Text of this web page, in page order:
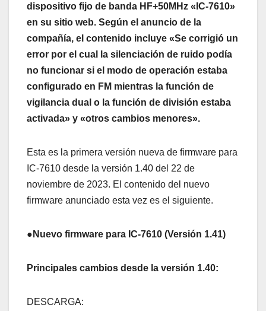
dispositivo fijo de banda HF+50MHz «IC-7610»
en su sitio web. Según el anuncio de la
compañía, el contenido incluye «Se corrigió un
error por el cual la silenciación de ruido podía
no funcionar si el modo de operación estaba
configurado en FM mientras la función de
vigilancia dual o la función de división estaba
activada» y «otros cambios menores».
Esta es la primera versión nueva de firmware para
IC-7610 desde la versión 1.40 del 22 de
noviembre de 2023. El contenido del nuevo
firmware anunciado esta vez es el siguiente.
●Nuevo firmware para IC-7610 (Versión 1.41)
Principales cambios desde la versión 1.40:
DESCARGA: